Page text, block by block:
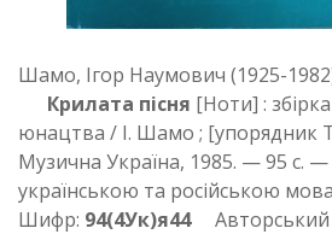
Шамо, Ігор Наумович (1925-
Крилата пісня [Ноти] :
юнацтва / І. Шамо ; [упорядник
Музична Україна, 1985. — 95 с.
українською та російською
Шифр: 94(4Ук)я44Авторський